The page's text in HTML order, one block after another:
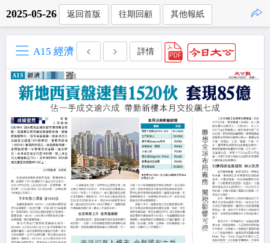
2025-05-26 返回首版 往期回顧 其他報紙
A15 經濟 詳情